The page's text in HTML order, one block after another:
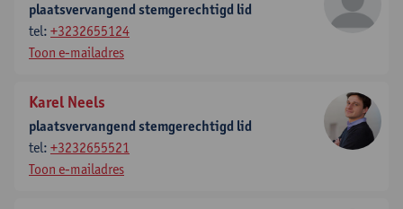
plaatsvervangend stemgerechtigd lid
tel: +3232655124
Toon e-mailadres
Karel Neels
plaatsvervangend stemgerechtigd lid
tel: +3232655521
Toon e-mailadres